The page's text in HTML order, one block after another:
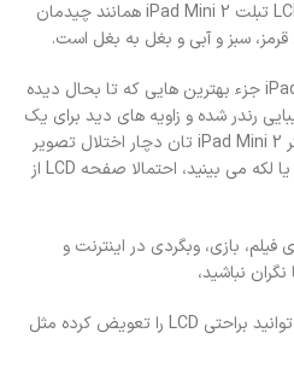
چیدمان پیکسل روی ماتریکس LCD تبلت iPad Mini 2 همانند چیدمان
کنتراست صفحه نمایش iPad Mini 2 جزء بهترین هایی که تا بحال دیده
رندر شده و زاویه های دید برای یک
تبلت بسیار عالی است.اگر نمایشگر iPad Mini 2 تان دچار اختلال تصویر
شده و روی آن خطوط تیره و تار و یا لکه می بینید، احتمالا صفحه LCD از
فیلم، بازی، وبگردی در اینترنت و
نباشید،
با وجود قطعات اصل در بازار می توانید براحتی LCD را تعویض کرده مثل